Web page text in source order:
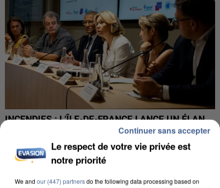
INCENDIES : L’ÎLE-DE-FRANCE LANCE UN ÉLAN
DE SOLIDARITÉ AVEC LES...
Le respect de votre vie privée est
notre priorité
We and our (447) partnersdo the following data processing based on
Continuer sans accepter